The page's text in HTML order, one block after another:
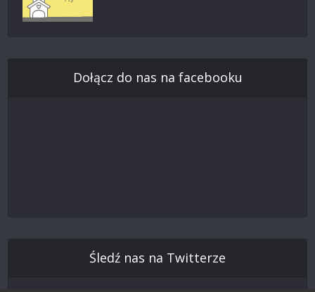
Dołącz do nas na facebooku
Śledź nas na Twitterze